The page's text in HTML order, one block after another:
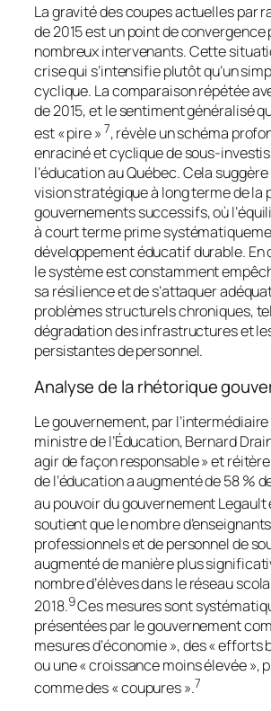
La gravité des coupes actuelles par
de 2015 est un point de convergence
nombreux intervenants. Cette
crise qui s’intensifie plutôt qu’un
cyclique. La comparaison répétée
de 2015, et le sentiment généralisé
est « pire » 7, révèle un schéma
enraciné et cyclique de sous-
l’éducation au Québec. Cela
vision stratégique à long terme de la
gouvernements successifs, où
à court terme prime
développement éducatif durable. En
le système est constamment
sa résilience et de s’attaquer
problèmes structurels chroniques,
dégradation des infrastructures et
persistantes de personnel.
Analyse de la rhétorique
Le gouvernement, par
ministre de l’Éducation, Bernard
agir de façon responsable » et
de l’éducation a augmenté de 58 %
au pouvoir du gouvernement Legault
soutient que le nombre
professionnels et de personnel de
augmenté de manière plus
nombre d’élèves dans le réseau
2018.9Ces mesures sont
présentées par le gouvernement
mesures d’économie », des « efforts
ou une « croissance moins élevée »,
comme des « coupures ».7